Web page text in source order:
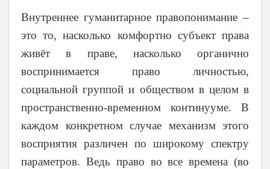
Внутреннее гуманитарное правопонимание –
это то, насколько комфортно субъект права
живёт в праве, насколько органично
воспринимается право личностью,
социальной группой и обществом в целом в
пространственно-временном континууме. В
каждом конкретном случае механизм этого
восприятия различен по широкому спектру
параметров. Ведь право во все времена (во